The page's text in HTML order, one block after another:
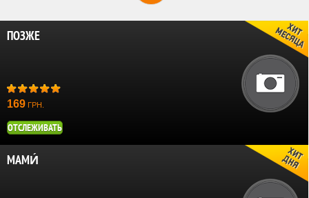
ПОЗЖЕ
169 ГРН.
ОТСЛЕЖИВАТЬ
МАМИ́